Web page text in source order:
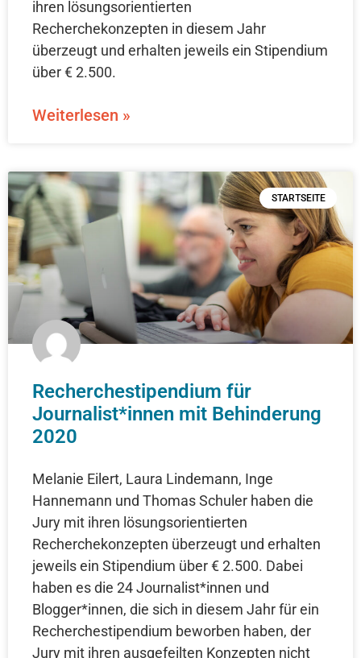
ihren lösungsorientierten
Recherchekonzepten in diesem Jahr
überzeugt und erhalten jeweils ein Stipendium
über € 2.500.
Weiterlesen »
STARTSEITE
Recherchestipendium für
Journalist*innen mit Behinderung
2020
Melanie Eilert, Laura Lindemann, Inge
Hannemann und Thomas Schuler haben die
Jury mit ihren lösungsorientierten
Recherchekonzepten überzeugt und erhalten
jeweils ein Stipendium über € 2.500. Dabei
haben es die 24 Journalist*innen und
Blogger*innen, die sich in diesem Jahr für ein
Recherchestipendium beworben haben, der
Jury mit ihren ausgefeilten Konzepten nicht